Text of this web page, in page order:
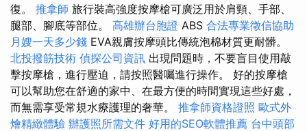
復。 推拿師 旅行裝高強度按摩槍可廣泛用於肩頸、手部、
腿部、腳底等部位。 高雄辦台胞證 ABS 合法專業徵信協助
月嫂一天多少錢 EVA親膚按摩頭比傳統泡棉材質更耐髒。
北投撥筋技術 偵探公司資訊 出現問題時，不要盲目使用敲
擊按摩槍，進行壓迫，請按照醫囑進行操作。 好的按摩槍
可以幫助您在舒適的家中、在最方便的時間實現這些好處，
而無需享受常規水療護理的奢華。 推拿師資格證照 歐式外
燴精緻體驗 辦護照所需文件 好用的SEO軟體推薦 台中頭部